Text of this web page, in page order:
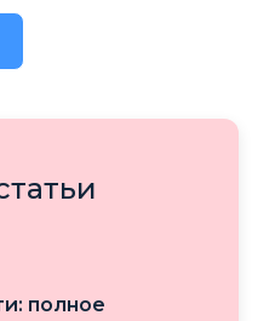
полное